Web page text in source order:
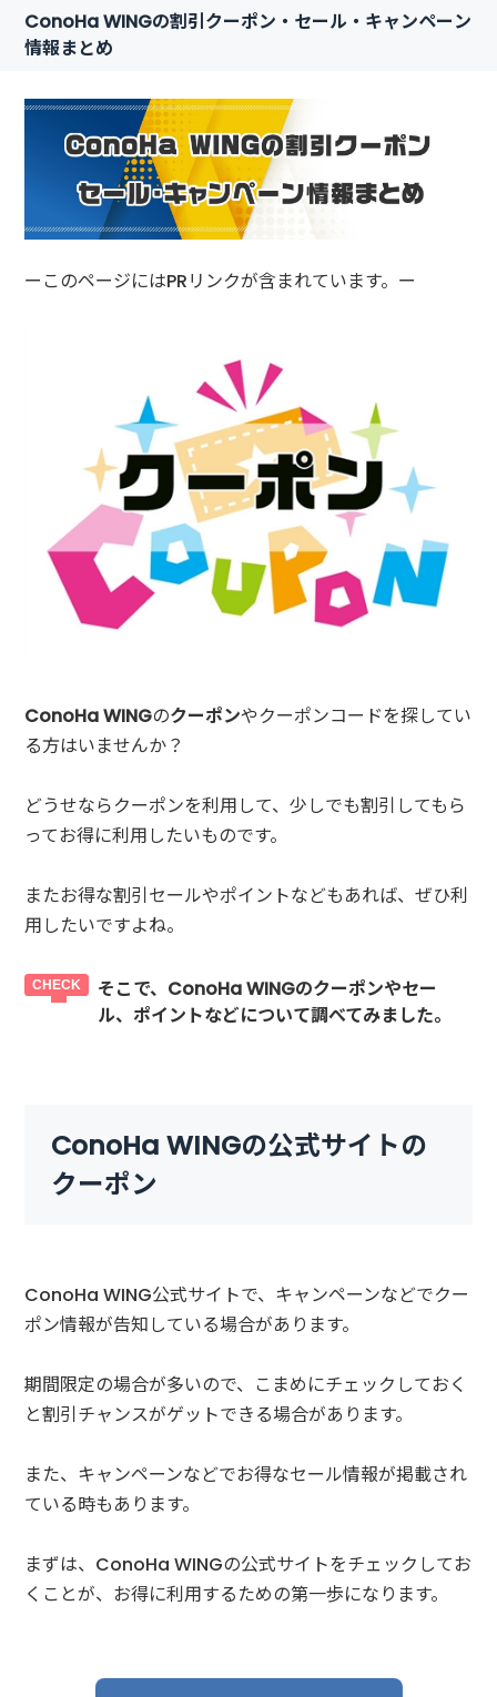
ConoHa WINGの割引クーポン・セール・キャンペーン
情報まとめ
ーこのページにはPRリンクが含まれています。ー
ConoHa WINGのクーポンやクーポンコードを探してい
る方はいませんか？
どうせならクーポンを利用して、少しでも割引してもら
ってお得に利用したいものです。
またお得な割引セールやポイントなどもあれば、ぜひ利
用したいですよね。
そこで、ConoHa WINGのクーポンやセー
ル、ポイントなどについて調べてみました。
ConoHa WINGの公式サイトの
クーポン
ConoHa WING公式サイトで、キャンペーンなどでクー
ポン情報が告知している場合があります。
期間限定の場合が多いので、こまめにチェックしておく
と割引チャンスがゲットできる場合があります。
また、キャンペーンなどでお得なセール情報が掲載され
ている時もあります。
まずは、ConoHa WINGの公式サイトをチェックしてお
くことが、お得に利用するための第一歩になります。